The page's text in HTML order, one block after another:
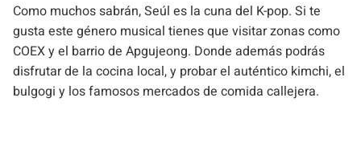
Como muchos sabrán, Seúl es la cuna del K-pop. Si te
gusta este género musical tienes que visitar zonas como
COEX y el barrio de Apgujeong. Donde además podrás
disfrutar de la cocina local, y probar el auténtico kimchi, el
bulgogi y los famosos mercados de comida callejera.